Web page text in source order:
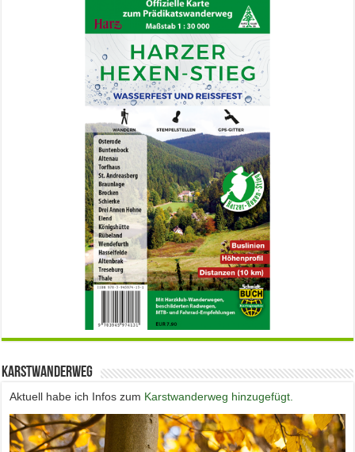
Karstwanderweg
Aktuell habe ich Infos zum Karstwanderweg hinzugefügt.